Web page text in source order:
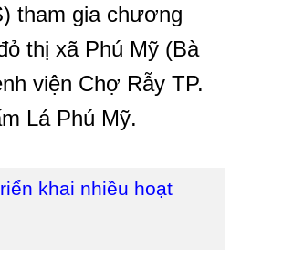
tham gia chương
thị xã Phú Mỹ (Bà
viện Chợ Rẫy TP.
Lá Phú Mỹ.
khai nhiều hoạt